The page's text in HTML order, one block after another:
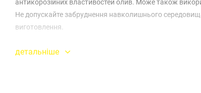
антикорозійних властивостей олив. Може також
Не допускайте забруднення навколишнього
виготовлення.
детальніше